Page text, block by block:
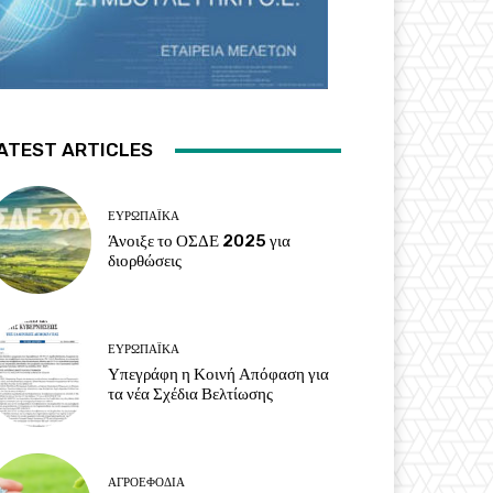
ARTICLES
ΕΥΡΩΠΑΪΚΆ
Άνοιξε το ΟΣΔΕ 2025 για
διορθώσεις
ΕΥΡΩΠΑΪΚΆ
Υπεγράφη η Κοινή Απόφαση για
τα νέα Σχέδια Βελτίωσης
ΑΓΡΟΕΦΌΔΙΑ